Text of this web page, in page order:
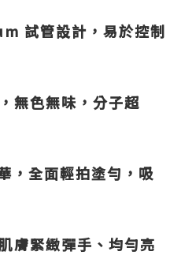
試管設計，易於控制
無色無味，分子超
，全面輕拍塗勻，吸
膚緊緻彈手、均勻亮